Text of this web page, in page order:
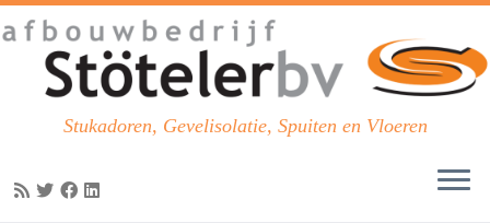
Stukadoren, Gevelisolatie, Spuiten en Vloeren